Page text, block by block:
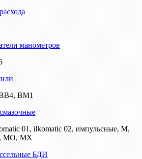
манометров
ВМ1
01, ilkomatic 02, импульсные, М,
МО, МХ
БДИ